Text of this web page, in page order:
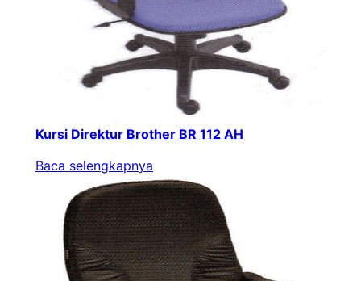
Kursi Direktur Brother BR 112 AH
Baca selengkapnya